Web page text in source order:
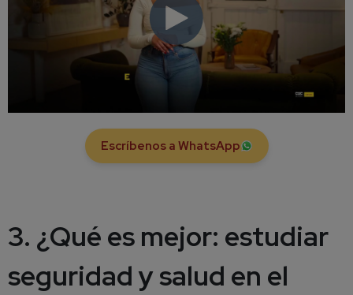
Escríbenos a WhatsApp
3. ¿Qué es mejor: estudiar
seguridad y salud en el